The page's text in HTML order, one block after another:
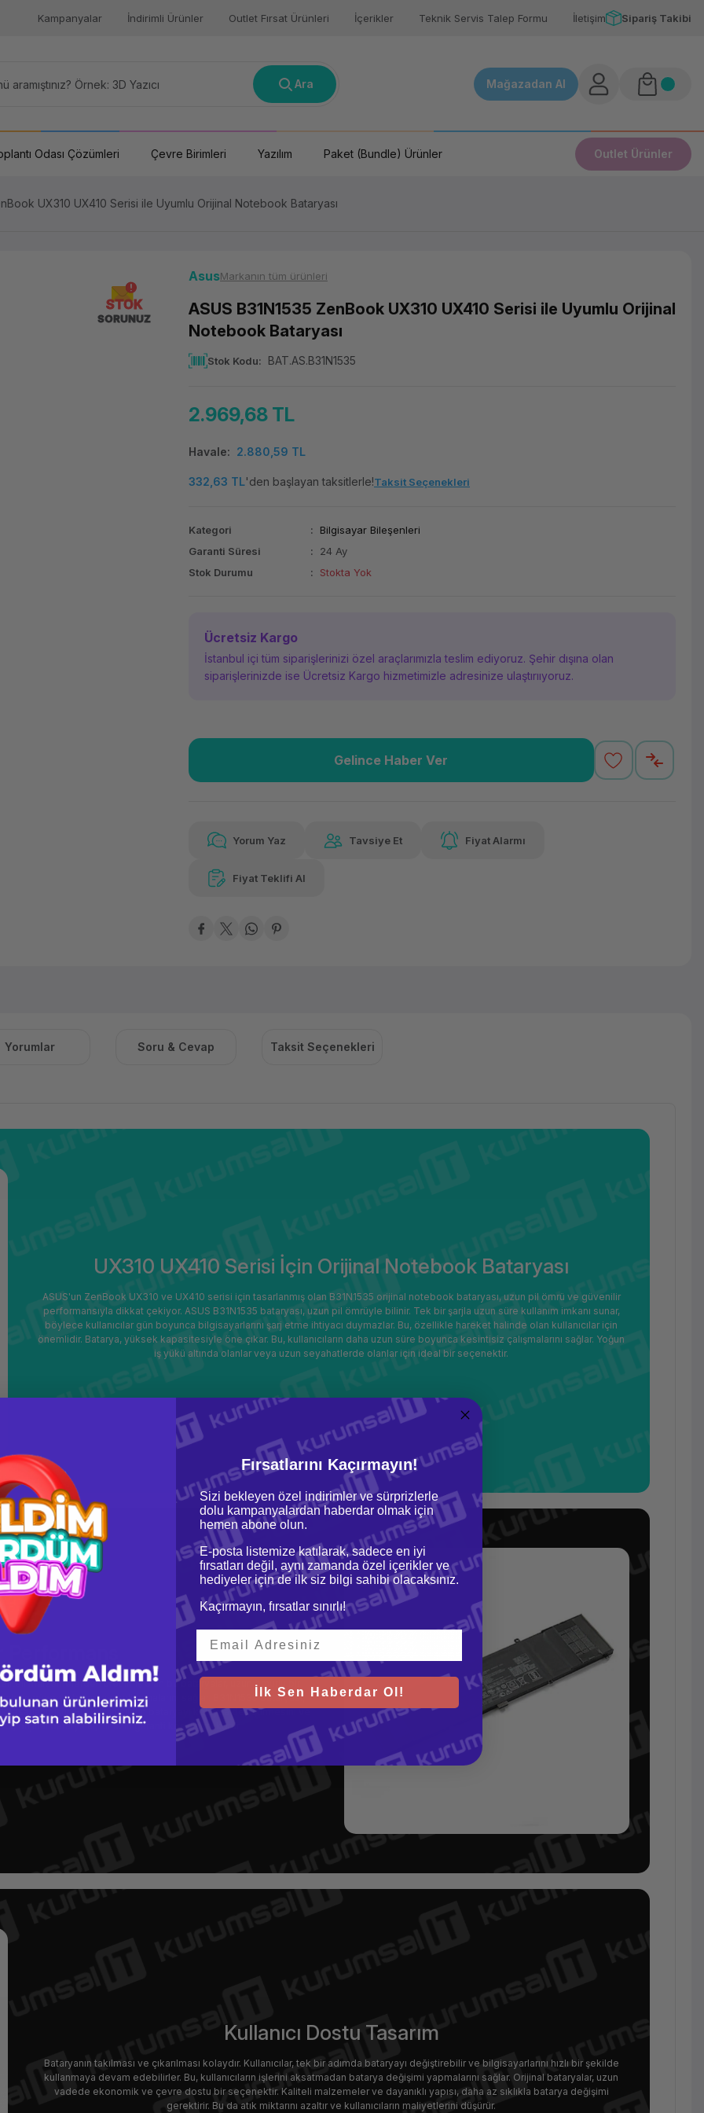
Kampanyalar İndirimli Ürünler Outlet Fırsat Ürünleri İçerikler Teknik Servis Talep Formu İletişim Sipariş Takibi
Ara Mağazadan Al
Odası Çözümleri Çevre Birimleri Yazılım Paket (Bundle) Ürünler Outlet Ürünler
UX310 UX410 Serisi ile Uyumlu Orijinal Notebook Bataryası
STOK
SORUNUZ
AsusMarkanın tüm ürünleri
ASUS B31N1535 ZenBook UX310 UX410 Serisi ile Uyumlu Orijinal
Notebook Bataryası
Stok Kodu BAT.AS.B31N1535
2.969,68 TL
Havale 2.880,59 TL
332,63 TL'den başlayan taksitlerle!Taksit Seçenekleri
Kategori
Bilgisayar Bileşenleri
Garanti Süresi
24 Ay
Stok Durumu
Stokta Yok
Ücretsiz Kargo
İstanbul içi tüm siparişlerinizi özel araçlarımızla teslim ediyoruz. Şehir dışına olan
siparişlerinizde ise Ücretsiz Kargo hizmetimizle adresinize ulaştırııyoruz.
332,63 TL
Gelince Haber Ver
Yorum Yaz Tavsiye Et Fiyat Alarmı
Fiyat Teklifi Al
Yorumlar Soru & Cevap Taksit Seçenekleri
UX310 UX410 Serisi İçin Orijinal Notebook Bataryası
ASUS'un ZenBook UX310 ve UX410 serisi için tasarlanmış olan B31N1535 orijinal notebook bataryası, uzun pil ömrü ve güvenilir
performansıyla dikkat çekiyor. ASUS B31N1535 bataryası, uzun pil ömrüyle bilinir. Tek bir şarjla uzun süre kullanım imkanı sunar,
böylece kullanıcılar gün boyunca bilgisayarlarını şarj etme ihtiyacı duymazlar. Bu, özellikle hareket halinde olan kullanıcılar için
önemlidir. Batarya, yüksek kapasitesiyle öne çıkar. Bu, kullanıcıların daha uzun süre boyunca kesintisiz çalışmalarını sağlar. Yoğun
iş yükü altında olanlar veya uzun seyahatlerde olanlar için ideal bir seçenektir.
malzemelerden üretilmiş olan bu bataryalar, uzun ömürlü bir
güvenle bataryayı kullanmalarını sağlar. B31N1535 bataryası,
Bu, kullanıcıların bataryayı kolayca değiştirmesini ve
orijinal bataryalar, cihazın garanti koşullarını korur.
Kullanıcı Dostu Tasarım
Bataryanın takılması ve çıkarılması kolaydır. Kullanıcılar, tek bir adımda bataryayı değiştirebilir ve bilgisayarlarını hızlı bir şekilde
kullanmaya devam edebilirler. Bu, kullanıcıların işlerini aksatmadan batarya değişimi yapmalarını sağlar. Orijinal bataryalar, uzun
vadede ekonomik ve çevre dostu bir seçenektir. Kaliteli malzemeler ve dayanıklı yapısı, daha az sıklıkla batarya değişimi
gerektirir. Bu da atık miktarını azaltır ve kullanıcıların maliyetlerini düşürür.
Fırsatlarını Kaçırmayın!
Sizi bekleyen özel indirimler ve sürprizlerle
dolu kampanyalardan haberdar olmak için
hemen abone olun.
E-posta listemize katılarak, sadece en iyi
fırsatları değil, aynı zamanda özel içerikler ve
hediyeler için de ilk siz bilgi sahibi olacaksınız.
Kaçırmayın, fırsatlar sınırlı!
İlk Sen Haberdar Ol!